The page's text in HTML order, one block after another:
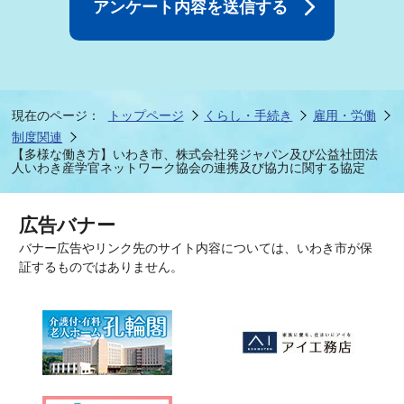
現在のページ： トップページ くらし・手続き
雇用・労働
制度関連
【多様な働き方】いわき市、株式会社発ジャパン及び公益社団法
人いわき産学官ネットワーク協会の連携及び協力に関する協定
広告バナー
バナー広告やリンク先のサイト内容については、いわき市が保
証するものではありません。